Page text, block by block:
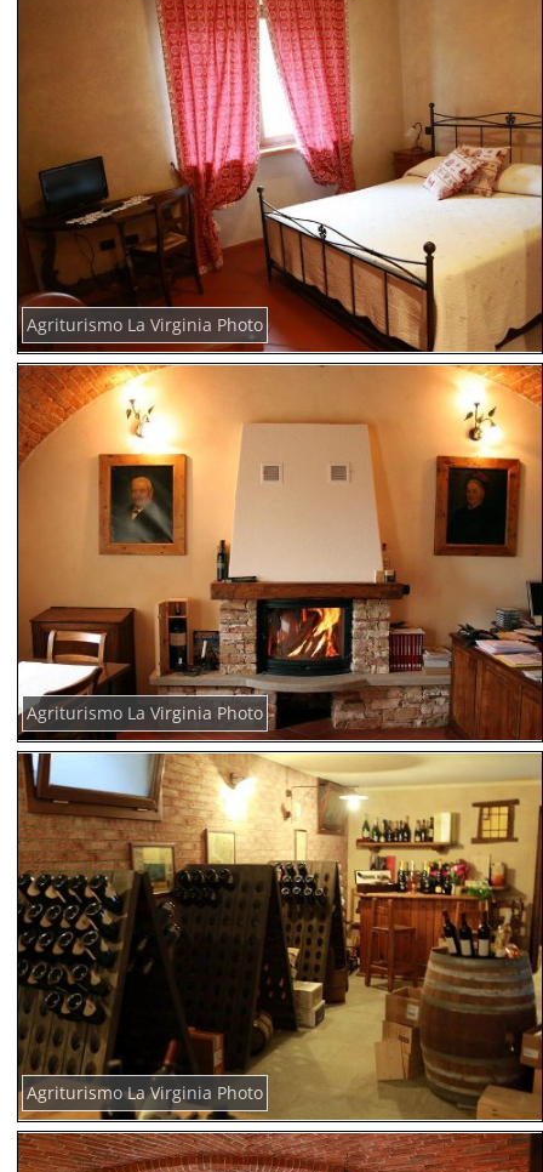
Agriturismo La Virginia Photo
Agriturismo La Virginia Photo
Agriturismo La Virginia Photo